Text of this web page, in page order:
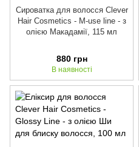
Сироватка для волосся Clever
Hair Cosmetics - M-use line - з
олією Макадамії, 115 мл
880 грн
В наявності